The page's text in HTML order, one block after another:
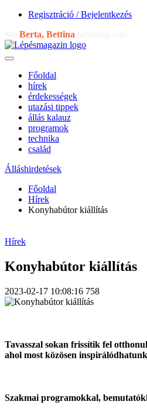
Regisztráció / Bejelentkezés
Berta, Bettina
Főoldal
hírek
érdekességek
utazási tippek
állás kalauz
programok
technika
család
Álláshirdetések
Főoldal
Hírek
Konyhabútor kiállítás
Hírek
Konyhabútor kiállítás
2023-02-17 10:08:16 758
Tavasszal sokan frissítik fel
ahol most közösen
Szakmai programokkal,